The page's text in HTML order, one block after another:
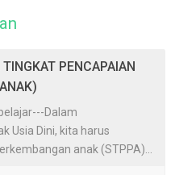
PENCAPAIAN
Dalam
Usia Dini, kita harus
anak (STPPA)...